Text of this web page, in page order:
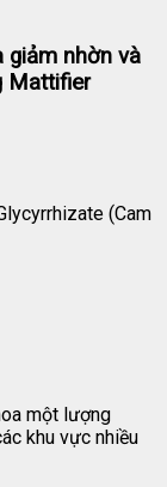
giảm nhờn và
Mattifier
(Cam
một lượng
khu vực nhiều